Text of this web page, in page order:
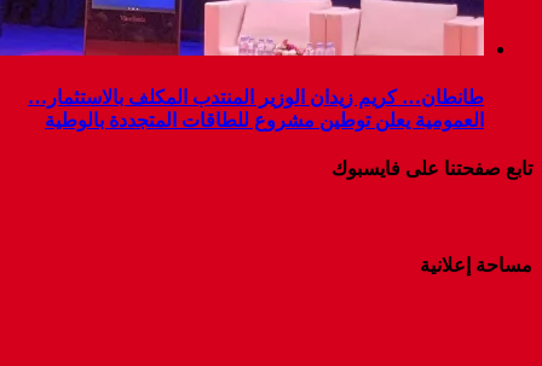
طانطان… كريم زيدان الوزير المنتدب المكلف بالاستثمار…
العمومية يعلن توطين مشروع للطاقات المتجددة بالوطية
تابع صفحتنا على فايسبوك
مساحة إعلانية